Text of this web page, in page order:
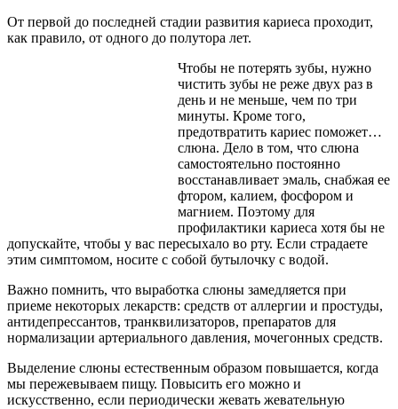
От первой до последней стадии развития кариеса проходит,
как правило, от одного до полутора лет.
Чтобы не потерять зубы, нужно
чистить зубы не реже двух раз в
день и не меньше, чем по три
минуты. Кроме того,
предотвратить кариес поможет…
слюна. Дело в том, что слюна
самостоятельно постоянно
восстанавливает эмаль, снабжая ее
фтором, калием, фосфором и
магнием. Поэтому для
профилактики кариеса хотя бы не
допускайте, чтобы у вас пересыхало во рту. Если страдаете
этим симптомом, носите с собой бутылочку с водой.
Важно помнить, что выработка слюны замедляется при
приеме некоторых лекарств: средств от аллергии и простуды,
антидепрессантов, транквилизаторов, препаратов для
нормализации артериального давления, мочегонных средств.
Выделение слюны естественным образом повышается, когда
мы пережевываем пищу. Повысить его можно и
искусственно, если периодически жевать жевательную